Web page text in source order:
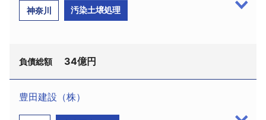
億円に持ち直したが、採算は低調推移を余儀なくさ
設立当初は、輸出入および輸出入代行業務を手掛
のOEM生産受注を確保したことで、平成7年に中国上
最近では生産から通関・物流機能まで備えた一貫
ド:710080956、法人番号:9260001004981、岡山市
岡山地裁に破産を申請した。申請代理人は田口和幸
弁護士ほか２名（阿部・井窪・片山法律事務所、中
央区八重洲2－8－7、電話03－3273－2625）。負
神奈川 汚染土壌処理
負債総額 34億円
（株）浦郷（TSR企業コード:352856580、法人番
豊田建設（株）